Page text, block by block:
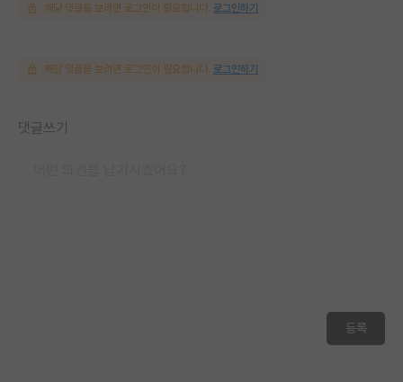
해당 댓글을 보려면 로그인이 필요합니다. 로그인하기
해당 댓글을 보려면 로그인이 필요합니다. 로그인하기
댓글쓰기
등록